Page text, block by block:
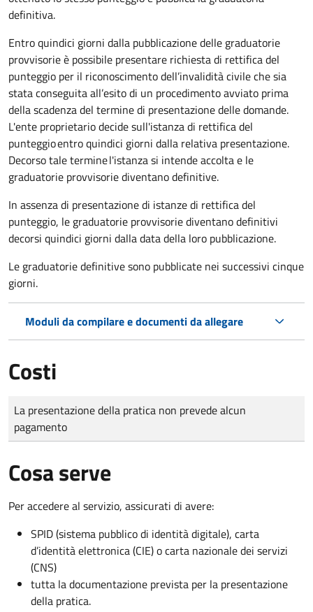
definitiva.
Entro quindici giorni dalla pubblicazione delle graduatorie
provvisorie è possibile presentare richiesta di rettifica del
punteggio per il riconoscimento dell’invalidità civile che sia
stata conseguita all’esito di un procedimento avviato prima
della scadenza del termine di presentazione delle domande.
L'ente proprietario decide sull'istanza di rettifica del
punteggio entro quindici giorni dalla relativa presentazione.
Decorso tale termine l'istanza si intende accolta e le
graduatorie provvisorie diventano definitive.
In assenza di presentazione di istanze di rettifica del
punteggio, le graduatorie provvisorie diventano definitivi
decorsi quindici giorni dalla data della loro pubblicazione.
Le graduatorie definitive sono pubblicate nei successivi cinque
giorni.
Moduli da compilare e documenti da allegare
Costi
Tipo di pagamento
Importo
La presentazione della pratica non prevede alcun
pagamento
Cosa serve
Per accedere al servizio, assicurati di avere:
SPID (sistema pubblico di identità digitale), carta
d’identità elettronica (CIE) o carta nazionale dei servizi
(CNS)
tutta la documentazione prevista per la presentazione
della pratica.